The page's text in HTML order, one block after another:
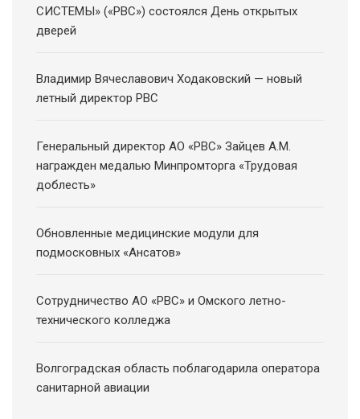
СИСТЕМЫ» («РВС») состоялся День открытых
дверей
Владимир Вячеславович Ходаковский — новый
летный директор РВС
Генеральный директор АО «РВС» Зайцев А.М.
награжден медалью Минпромторга «Трудовая
доблесть»
Обновленные медицинские модули для
подмосковных «Ансатов»
Сотрудничество АО «РВС» и Омского летно-
технического колледжа
Волгоградская область поблагодарила оператора
санитарной авиации